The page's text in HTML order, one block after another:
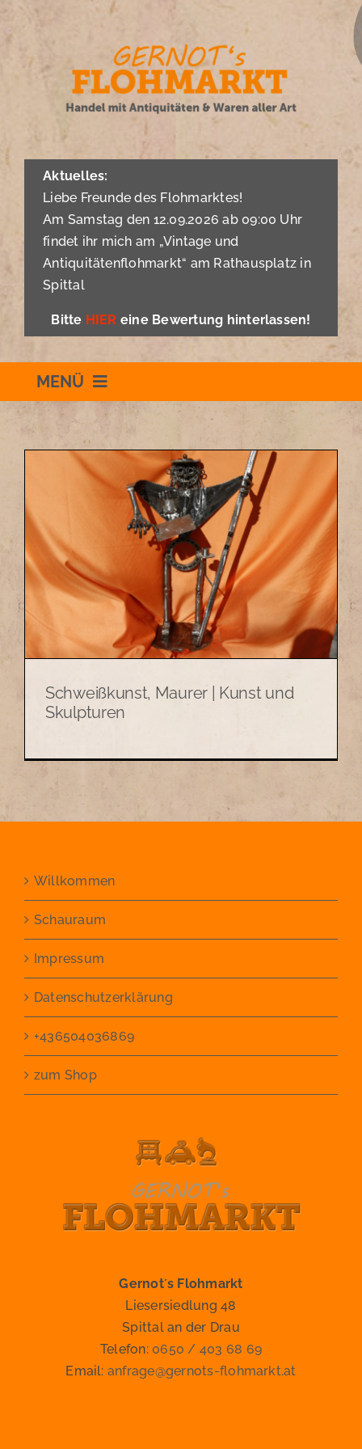
Inhalt
springen
Aktuelles:
Liebe Freunde des Flohmarktes!
Am Samstag den 12.09.2026 ab 09:00 Uhr
findet ihr mich am „Vintage und
Antiquitätenflohmarkt“ am Rathausplatz in
Spittal
Bitte HIER eine Bewertung hinterlassen!
MENÜ
Willkommen
Schauraum
Impressum
Datenschutzerklärung
+436504036869
zum Shop
Schweißkunst, Maurer | Kunst und
Skulpturen
Willkommen
Schauraum
Impressum
Datenschutzerklärung
+436504036869
zum Shop
Gernot´s Flohmarkt
Liesersiedlung 48
Spittal an der Drau
Telefon: 0650 / 403 68 69
Email: anfrage@gernots-flohmarkt.at